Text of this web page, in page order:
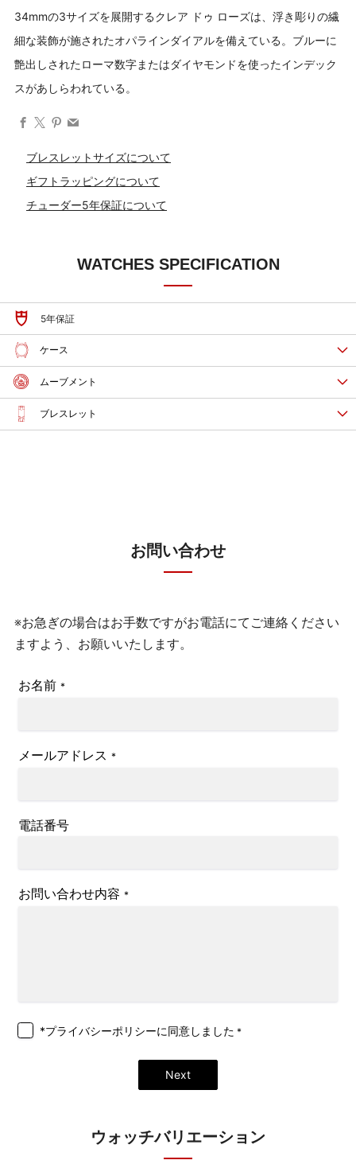
34mmの3サイズを展開するクレア ドゥ ローズは、浮き彫りの繊
細な装飾が施されたオパラインダイアルを備えている。ブルーに
艶出しされたローマ数字またはダイヤモンドを使ったインデック
スがあしらわれている。
ブレスレットサイズについて
ギフトラッピングについて
チューダー5年保証について
WATCHES SPECIFICATION
5年保証
ケース
ムーブメント
ブレスレット
お問い合わせ
※お急ぎの場合はお手数ですがお電話にてご連絡ください
ますよう、お願いいたします。
お名前 *
メールアドレス *
電話番号
お問い合わせ内容 *
*プライバシーポリシーに同意しました *
Next
ウォッチバリエーション